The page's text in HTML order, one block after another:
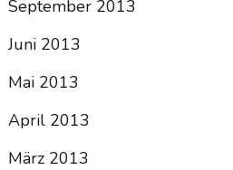
September 2013
Juni 2013
Mai 2013
April 2013
März 2013